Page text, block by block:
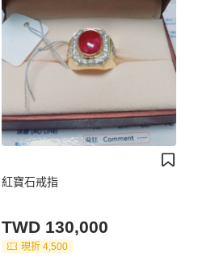
紅寶石戒指
TWD 130,000
現折 4,500